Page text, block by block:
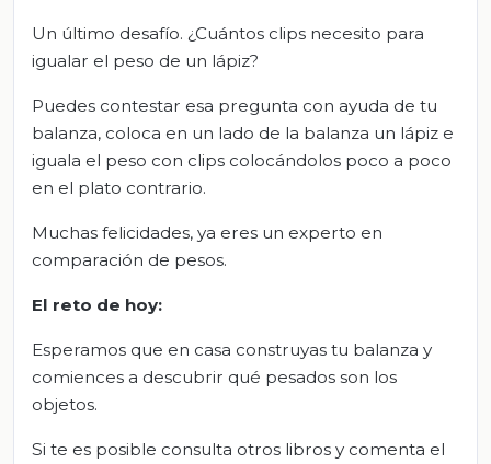
Un último desafío. ¿Cuántos clips necesito para
igualar el peso de un lápiz?
Puedes contestar esa pregunta con ayuda de tu
balanza, coloca en un lado de la balanza un lápiz e
iguala el peso con clips colocándolos poco a poco
en el plato contrario.
Muchas felicidades, ya eres un experto en
comparación de pesos.
El reto de hoy:
Esperamos que en casa construyas tu balanza y
comiences a descubrir qué pesados son los
objetos.
Si te es posible consulta otros libros y comenta el